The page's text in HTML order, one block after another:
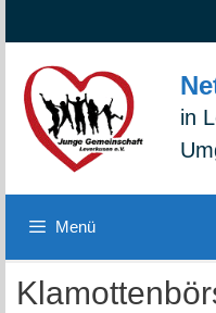
Inhalt
springen
Navigation
springen
Inhalt
springen
in
Menü